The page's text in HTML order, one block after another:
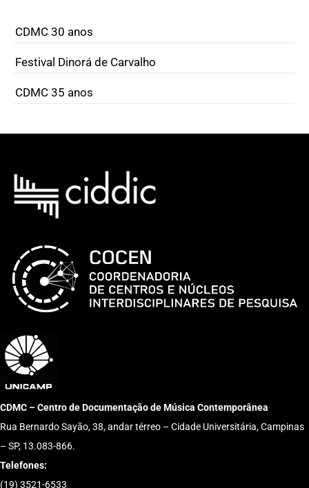
CDMC 30 anos
Festival Dinorá de Carvalho
CDMC 35 anos
CDMC – Centro de Documentação de Música Contemporânea
Rua Bernardo Sayão, 38, andar térreo – Cidade Universitária, Campinas
– SP, 13.083-866.
Telefones:
(19) 3521-6533